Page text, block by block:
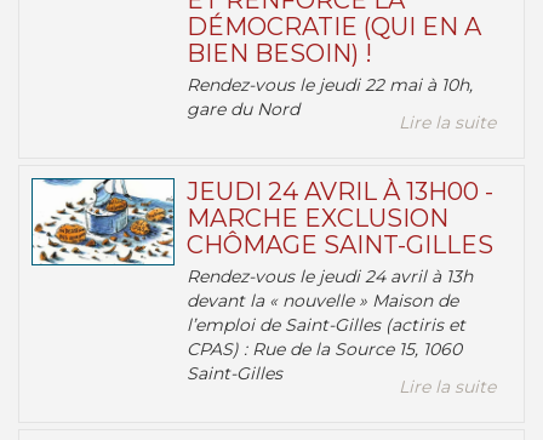
DÉMOCRATIE (QUI EN A
BIEN BESOIN) !
Rendez-vous le jeudi 22 mai à 10h,
gare du Nord
Lire la suite
JEUDI 24 AVRIL À 13H00 -
MARCHE EXCLUSION
CHÔMAGE SAINT-GILLES
Rendez-vous le jeudi 24 avril à 13h
devant la « nouvelle » Maison de
l’emploi de Saint-Gilles (actiris et
CPAS) : Rue de la Source 15, 1060
Saint-Gilles
Lire la suite